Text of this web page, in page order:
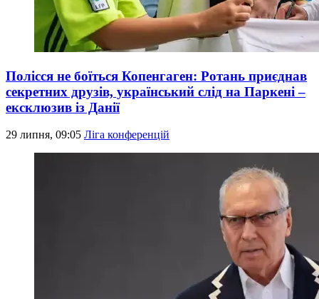
Полісся не боїться Копенгаген: Ротань приєднав
секретних друзів, український слід на Паркені –
ексклюзив із Данії
29 липня, 09:05 Ліга конференцій